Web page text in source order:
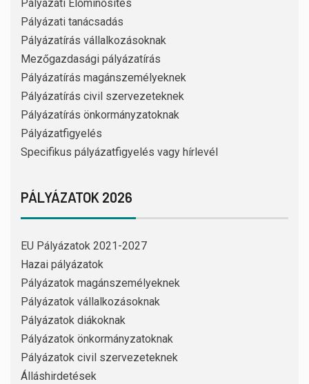
Pályázati Előminősítés
Pályázati tanácsadás
Pályázatírás vállalkozásoknak
Mezőgazdasági pályázatírás
Pályázatírás magánszemélyeknek
Pályázatírás civil szervezeteknek
Pályázatírás önkormányzatoknak
Pályázatfigyelés
Specifikus pályázatfigyelés vagy hírlevél
PÁLYÁZATOK 2026
EU Pályázatok 2021-2027
Hazai pályázatok
Pályázatok magánszemélyeknek
Pályázatok vállalkozásoknak
Pályázatok diákoknak
Pályázatok önkormányzatoknak
Pályázatok civil szervezeteknek
Álláshirdetések